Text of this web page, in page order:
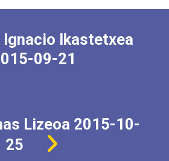
Ignacio Ikastetxea
09-21
Lizeoa 2015-10-
25